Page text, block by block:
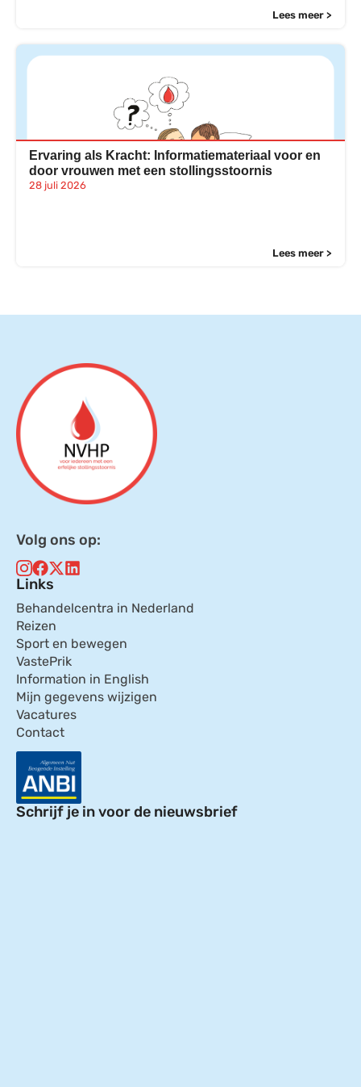
Lees meer >
Ervaring als Kracht: Informatiemateriaal voor en
door vrouwen met een stollingsstoornis
28 juli 2026
Lees meer >
Volg ons op:
Links
Behandelcentra in Nederland
Reizen
Sport en bewegen
VastePrik
Information in English
Mijn gegevens wijzigen
Vacatures
Contact
Schrijf je in voor de nieuwsbrief